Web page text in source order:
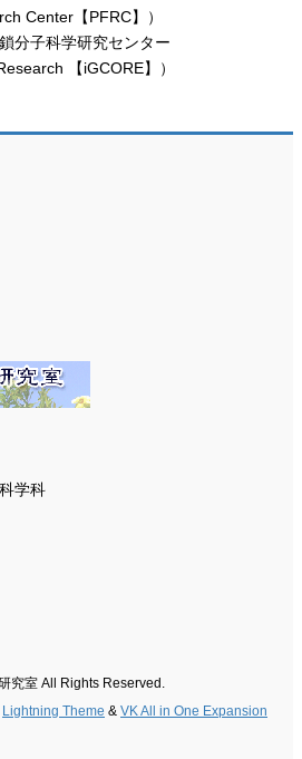
Center【PFRC】）
分子科学研究センター
【iGCORE】）
学科
究室 All Rights Reserved.
Lightning Theme & VK All in One Expansion